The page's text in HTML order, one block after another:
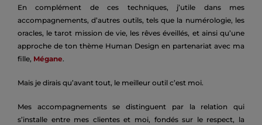
En complément de ces techniques, j’utile dans mes
accompagnements, d’autres outils, tels que la numérologie, les
oracles, le tarot mission de vie, les rêves éveillés, et ainsi qu’une
approche de ton thème Human Design en partenariat avec ma
fille, Mégane.
Mais je dirais qu’avant tout, le meilleur outil c’est moi.
Mes accompagnements se distinguent par la relation qui
s’installe entre mes clientes et moi, fondés sur le respect, la